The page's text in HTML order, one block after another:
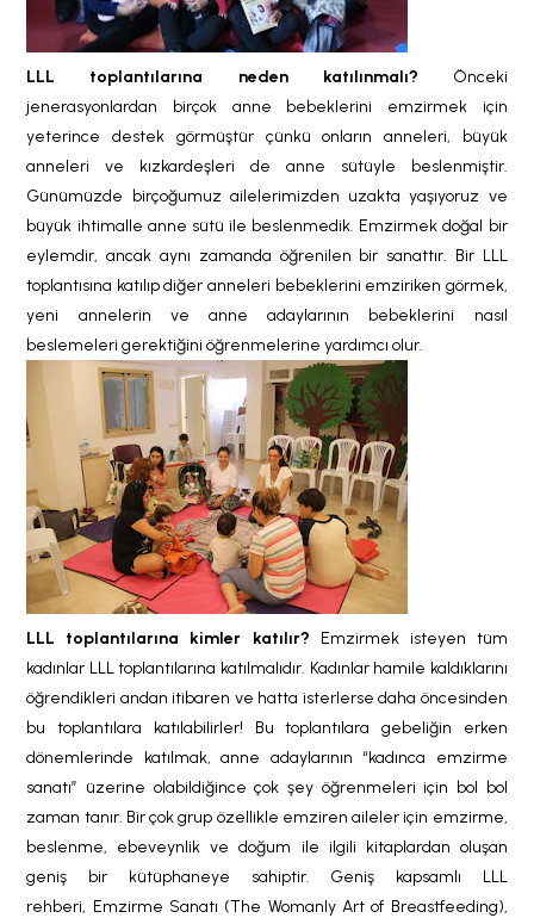
LLL toplantılarına neden katılınmalı? Önceki
jenerasyonlardan birçok anne bebeklerini emzirmek için
yeterince destek görmüştür çünkü onların anneleri, büyük
anneleri ve kızkardeşleri de anne sütüyle beslenmiştir.
Günümüzde birçoğumuz ailelerimizden uzakta yaşıyoruz ve
büyük ihtimalle anne sütü ile beslenmedik. Emzirmek doğal bir
eylemdir, ancak aynı zamanda öğrenilen bir sanattır. Bir LLL
toplantısına katılıp diğer anneleri bebeklerini emziriken görmek,
yeni annelerin ve anne adaylarının bebeklerini nasıl
beslemeleri gerektiğini öğrenmelerine yardımcı olur.
LLL toplantılarına kimler katılır? Emzirmek isteyen tüm
kadınlar LLL toplantılarına katılmalıdır. Kadınlar hamile kaldıklarını
öğrendikleri andan itibaren ve hatta isterlerse daha öncesinden
bu toplantılara katılabilirler! Bu toplantılara gebeliğin erken
dönemlerinde katılmak, anne adaylarının “kadınca emzirme
sanatı” üzerine olabildiğince çok şey öğrenmeleri için bol bol
zaman tanır. Bir çok grup özellikle emziren aileler için emzirme,
beslenme, ebeveynlik ve doğum ile ilgili kitaplardan oluşan
geniş bir kütüphaneye sahiptir. Geniş kapsamlı LLL
rehberi, Emzirme Sanatı (The Womanly Art of Breastfeeding),